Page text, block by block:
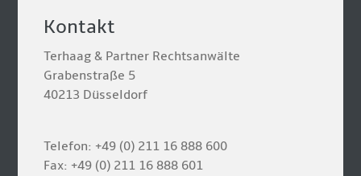
Kontakt
Terhaag & Partner Rechtsanwälte
Grabenstraße 5
40213 Düsseldorf
Telefon: +49 (0) 211 16 888 600
Fax: +49 (0) 211 16 888 601